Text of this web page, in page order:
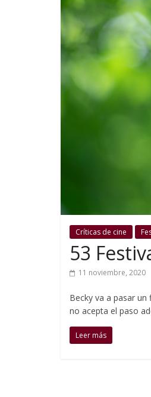
Críticas de cine
53
11 noviembre, 2020
Becky va a pasar
no acepta el paso
Leer más